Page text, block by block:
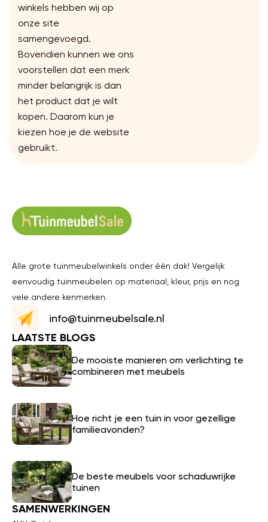
winkels hebben wij op
onze site
samengevoegd.
Bovendien kunnen we ons
voorstellen dat een merk
minder belangrijk is dan
het product dat je wilt
kopen. Daarom kun je
kiezen hoe je de website
gebruikt.
Alle grote tuinmeubelwinkels onder één dak! Vergelijk
eenvoudig tuinmeubelen op materiaal, kleur, prijs en nog
vele andere kenmerken.
info@tuinmeubelsale.nl
LAATSTE BLOGS
De mooiste manieren om verlichting te
combineren met meubels
Hoe richt je een tuin in voor gezellige
familieavonden?
De beste meubels voor schaduwrijke
tuinen
SAMENWERKINGEN